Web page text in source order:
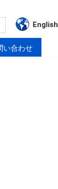
English
い合わせ